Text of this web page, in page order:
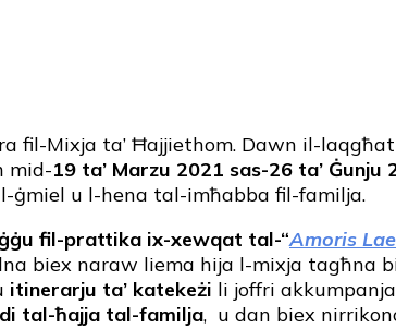
fil-Mixja ta’ Ħajjiethom. Dawn il-
mid-19 ta’ Marzu 2021 sas-26 ta’ Ġunju
ġmiel u l-hena tal-imħabba fil-familja.
fil-prattika ix-xewqat tal-“Amoris
biex naraw liema hija l-mixja tagħna
itinerarju ta’ katekeżi li joffri
tal-ħajja tal-familja, u dan biex